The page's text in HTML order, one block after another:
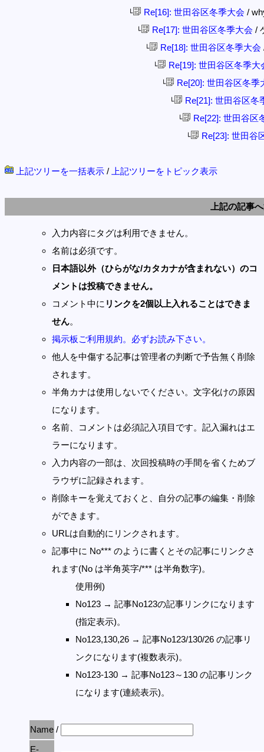
└ Re[16]: 世田谷区冬季大会 /
└ Re[17]: 世田谷区冬季大会 /
└ Re[18]: 世田谷区冬季大会
└ Re[19]: 世田谷区冬季大
└ Re[20]: 世田谷区冬季
└ Re[21]: 世田谷区冬
└ Re[22]: 世田谷区
└ Re[23]: 世田谷
上記ツリーを一括表示 / 上記ツリーをトピック表示
上記の記事
入力内容にタグは利用できません。
名前は必須です。
日本語以外（ひらがな/カタカナが含まれない）のコ
メントは投稿できません。
コメント中に リンクを2個以上入れることはできま
せん。
掲示板ご利用規約。必ずお読み下さい。
他人を中傷する記事は管理者の判断で予告無く削除
されます。
半角カナは使用しないでください。文字化けの原因
になります。
名前、コメントは必須記入項目です。記入漏れはエ
ラーになります。
入力内容の一部は、次回投稿時の手間を省くためブ
ラウザに記録されます。
削除キーを覚えておくと、自分の記事の編集・削除
ができます。
URLは自動的にリンクされます。
記事中に No*** のように書くとその記事にリンクさ
れます(No は半角英字/*** は半角数字)。
使用例)
No123 → 記事No123の記事リンクになります
(指定表示)。
No123,130,26 → 記事No123/130/26 の記事リ
ンクになります(複数表示)。
No123-130 → 記事No123～130 の記事リンク
になります(連続表示)。
Name /
E-